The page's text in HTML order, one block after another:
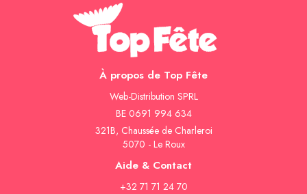
À propos de Top Fête
Web-Distribution SPRL
BE 0691 994 634
321B, Chaussée de Charleroi
5070 - Le Roux
Aide & Contact
+32 71 71 24 70